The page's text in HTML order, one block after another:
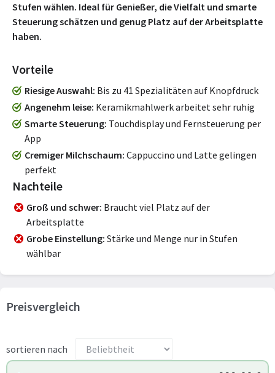
Stufen wählen. Ideal für Genießer, die Vielfalt und smarte
Steuerung schätzen und genug Platz auf der Arbeitsplatte
haben.
Vorteile
Riesige Auswahl Bis zu 41 Spezialitäten auf Knopfdruck
Angenehm leise Keramikmahlwerk arbeitet sehr ruhig
Smarte Steuerung Touchdisplay und Fernsteuerung per
App
Cremiger Milchschaum Cappuccino und Latte gelingen
perfekt
Nachteile
Groß und schwer Braucht viel Platz auf der
Arbeitsplatte
Grobe Einstellung Stärke und Menge nur in Stufen
wählbar
Preisvergleich
sortieren nach